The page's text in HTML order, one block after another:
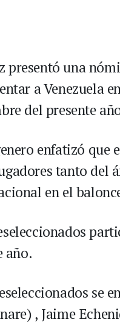
presentó una
a Venezuela
del presente
enfatizó que
tanto del
en el
año.
se
, Jaime